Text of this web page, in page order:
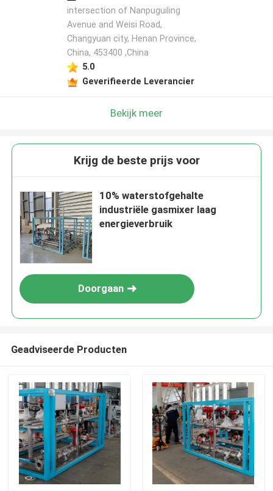
intersection of Nanpuguiling
Avenue and Weisi Road,
Changyuan city, Henan Province,
China, 453400 ,China
5.0
Geverifieerde Leverancier
Bekijk meer
Krijg de beste prijs voor
10% waterstofgehalte
industriële gasmixer laag
energieverbruik
Doorgaan
Geadviseerde Producten